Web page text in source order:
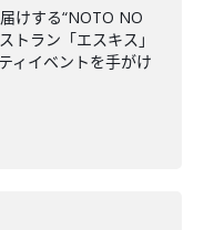
けする“NOTO NO
トラン「エスキス」
ィイベントを手がけ